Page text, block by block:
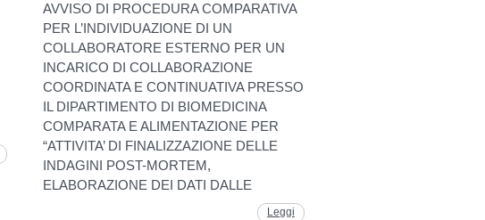
AVVISO DI PROCEDURA COMPARATIVA
PER L’INDIVIDUAZIONE DI UN
COLLABORATORE ESTERNO PER UN
INCARICO DI COLLABORAZIONE
COORDINATA E CONTINUATIVA PRESSO
IL DIPARTIMENTO DI BIOMEDICINA
COMPARATA E ALIMENTAZIONE PER
“ATTIVITA’ DI FINALIZZAZIONE DELLE
INDAGINI POST-MORTEM,
ELABORAZIONE DEI DATI DALLE
Leggi